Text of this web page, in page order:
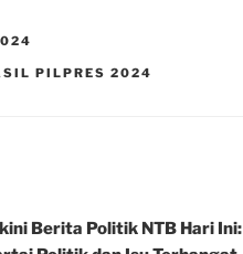
PILPRES 2024
Berita Politik NTB Hari Ini: